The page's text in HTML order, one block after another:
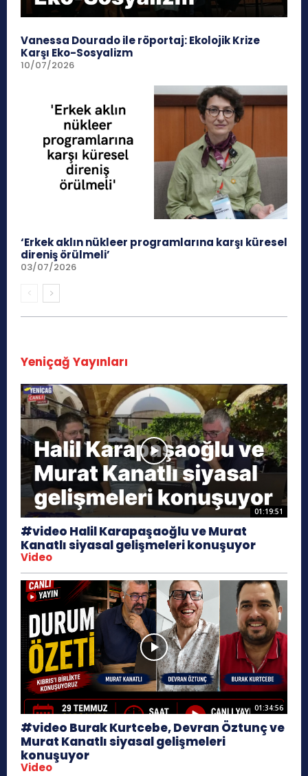
Vanessa Dourado ile röportaj: Ekolojik Krize
Karşı Eko-Sosyalizm
10/07/2026
‘Erkek aklın nükleer programlarına karşı küresel
direniş örülmeli’
03/07/2026
Yeniçağ Yayınları
01:19:51
#video Halil Karapaşaoğlu ve Murat
Kanatlı siyasal gelişmeleri konuşuyor
Video
01:34:56
#video Burak Kurtcebe, Devran Öztunç ve
Murat Kanatlı siyasal gelişmeleri
konuşuyor
Video